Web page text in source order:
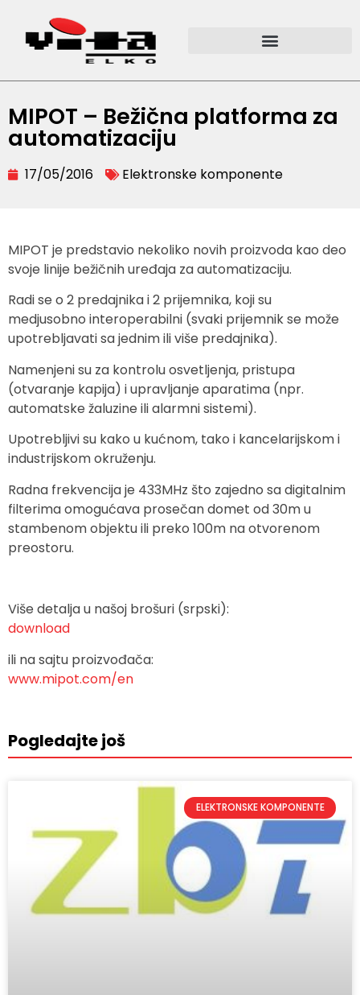
MIPOT – Bežična platforma za
automatizaciju
17/05/2016 Elektronske komponente
MIPOT je predstavio nekoliko novih proizvoda kao deo
svoje linije bežičnih uređaja za automatizaciju.
Radi se o 2 predajnika i 2 prijemnika, koji su
medjusobno interoperabilni (svaki prijemnik se može
upotrebljavati sa jednim ili više predajnika).
Namenjeni su za kontrolu osvetljenja, pristupa
(otvaranje kapija) i upravljanje aparatima (npr.
automatske žaluzine ili alarmni sistemi).
Upotrebljivi su kako u kućnom, tako i kancelarijskom i
industrijskom okruženju.
Radna frekvencija je 433MHz što zajedno sa digitalnim
filterima omogućava prosečan domet od 30m u
stambenom objektu ili preko 100m na otvorenom
preostoru.
Više detalja u našoj brošuri (srpski):
download
ili na sajtu proizvođača:
www.mipot.com/en
Pogledajte još
ELEKTRONSKE KOMPONENTE